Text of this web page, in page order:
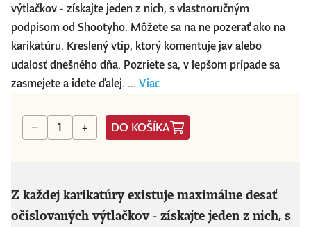
výtlačkov - získajte jeden z nich, s vlastnoručným
podpisom od Shootyho. Môžete sa na ne pozerať ako na
karikatúru. Kreslený vtip, ktorý komentuje jav alebo
udalosť dnešného dňa. Pozriete sa, v lepšom prípade sa
zasmejete a idete ďalej. ... Viac
− + DO KOŠÍKA
Z každej karikatúry existuje maximálne desať
očíslovaných výtlačkov - získajte jeden z nich, s